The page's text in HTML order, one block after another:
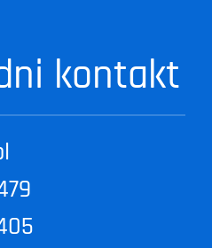
kontakt